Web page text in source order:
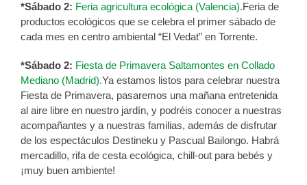
*Sábado 2: Feria agricultura ecológica (Valencia).Feria de
productos ecológicos que se celebra el primer sábado de
cada mes en centro ambiental “El Vedat” en Torrente.
*Sábado 2: Fiesta de Primavera Saltamontes en Collado
Mediano (Madrid).Ya estamos listos para celebrar nuestra
Fiesta de Primavera, pasaremos una mañana entretenida
al aire libre en nuestro jardín, y podréis conocer a nuestras
acompañantes y a nuestras familias, además de disfrutar
de los espectáculos Destineku y Pascual Bailongo. Habrá
mercadillo, rifa de cesta ecológica, chill-out para bebés y
¡muy buen ambiente!